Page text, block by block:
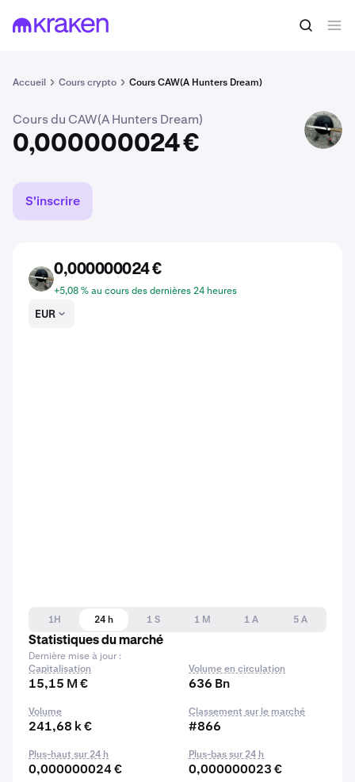
Accueil Cours crypto Cours CAW(A Hunters Dream)
0,000000024 € Acheter du CAW
Cours du CAW(A Hunters Dream)
0,000000024 €
CAW
S'inscrire
CAW
0,000000024 €
+5,08 % au cours des dernières 24 heures
EUR
1H 24 h 1 S 1 M 1 A
5 A
Statistiques du marché
Dernière mise à jour :
Capitalisation
15,15 M €
Volume en circulation
636 Bn
Volume
241,68 k €
Classement sur le marché
#866
Plus-haut sur 24 h
0,000000024 €
Plus-bas sur 24 h
0,000000023 €